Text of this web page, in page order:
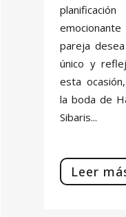
pareja
único y
esta
la boda de
Sibaris...
Leer